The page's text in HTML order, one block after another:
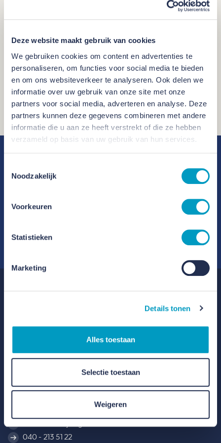
Deze website maakt gebruik van cookies
We gebruiken cookies om content en advertenties te
personaliseren, om functies voor social media te bieden
en om ons websiteverkeer te analyseren. Ook delen we
informatie over uw gebruik van onze site met onze
partners voor social media, adverteren en analyse. Deze
partners kunnen deze gegevens combineren met andere
informatie die u aan ze heeft verstrekt of die ze hebben
verzameld op basis van uw gebruik van hun services.
Noodzakelijk
Voorkeuren
Statistieken
Marketing
Details tonen
Alles toestaan
Selectie toestaan
Weigeren
Benieuwd hoe we samen een
duurzame leefomgeving kunnen
Prof. Dr. Dorgelolaan 30, 5613 AM Eindhoven
040 - 213 51 22